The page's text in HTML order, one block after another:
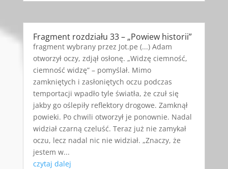
Fragment rozdziału 33 – „Powiew historii”
fragment wybrany przez Jot.pe (...) Adam
otworzył oczy, zdjął osłonę. „Widzę ciemność,
ciemność widzę” – pomyślał. Mimo
zamkniętych i zasłoniętych oczu podczas
temportacji wpadło tyle światła, że czuł się
jakby go oślepiły reflektory drogowe. Zamknął
powieki. Po chwili otworzył je ponownie. Nadal
widział czarną czeluść. Teraz już nie zamykał
oczu, lecz nadal nic nie widział. „Znaczy, że
jestem w...
czytaj dalej